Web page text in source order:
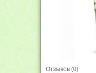
Отзывов (0)